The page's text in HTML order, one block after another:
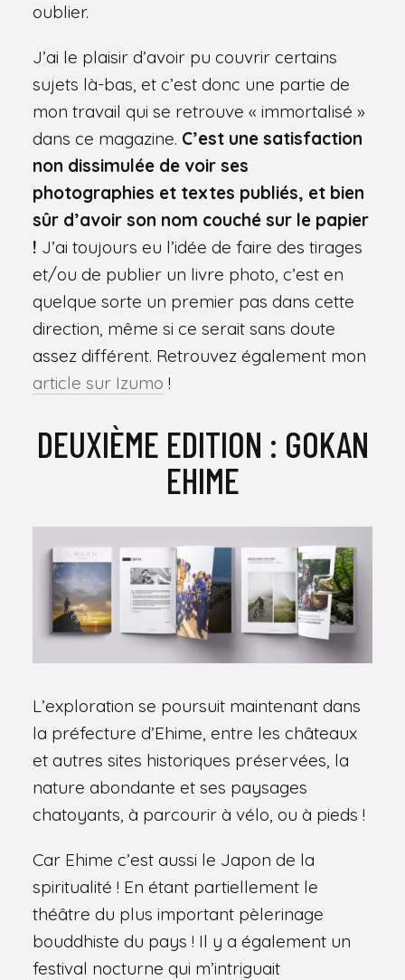
oublier.
J’ai le plaisir d’avoir pu couvrir certains
sujets là-bas, et c’est donc une partie de
mon travail qui se retrouve « immortalisé »
dans ce magazine. C’est une satisfaction
non dissimulée de voir ses
photographies et textes publiés, et bien
sûr d’avoir son nom couché sur le papier
! J’ai toujours eu l’idée de faire des tirages
et/ou de publier un livre photo, c’est en
quelque sorte un premier pas dans cette
direction, même si ce serait sans doute
assez différent. Retrouvez également mon
article sur Izumo !
DEUXIÈME EDITION : GOKAN
EHIME
L’exploration se poursuit maintenant dans
la préfecture d’Ehime, entre les châteaux
et autres sites historiques préservées, la
nature abondante et ses paysages
chatoyants, à parcourir à vélo, ou à pieds !
Car Ehime c’est aussi le Japon de la
spiritualité ! En étant partiellement le
théâtre du plus important pèlerinage
bouddhiste du pays ! Il y a également un
festival nocturne qui m’intriguait